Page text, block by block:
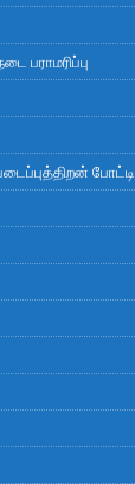
பராமரிப்பு
போட்டி